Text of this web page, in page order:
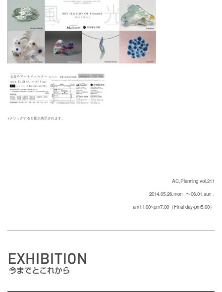
※クリックすると拡大表示されます。
AC,Planning vol.211
2014.05.26.mon .〜06.01.sun .
am11:00~pm7:00（Final day-pm5:00）